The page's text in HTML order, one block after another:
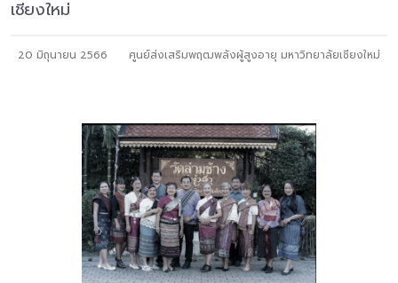
เชียงใหม่
20 มิถุนายน 2566 ศูนย์ส่งเสริมพฤฒพลังผู้สูงอายุ มหาวิทยาลัยเชียงใหม่